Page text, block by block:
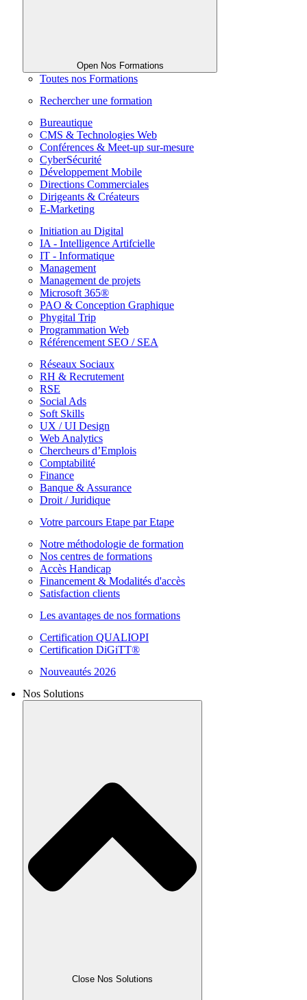
Open Nos Formations
Toutes nos Formations
Rechercher une formation
Bureautique
CMS & Technologies Web
Conférences & Meet-up sur-mesure
CyberSécurité
Développement Mobile
Directions Commerciales
Dirigeants & Créateurs
E-Marketing
Initiation au Digital
IA - Intelligence Artifcielle
IT - Informatique
Management
Management de projets
Microsoft 365®
PAO & Conception Graphique
Phygital Trip
Programmation Web
Référencement SEO / SEA
Réseaux Sociaux
RH & Recrutement
RSE
Social Ads
Soft Skills
UX / UI Design
Web Analytics
Chercheurs d’Emplois
Comptabilité
Finance
Banque & Assurance
Droit / Juridique
Votre parcours Etape par Etape
Notre méthodologie de formation
Nos centres de formations
Accès Handicap
Financement & Modalités d'accès
Satisfaction clients
Les avantages de nos formations
Certification QUALIOPI
Certification DiGiTT®
Nouveautés 2026
Nos Solutions
Close Nos Solutions